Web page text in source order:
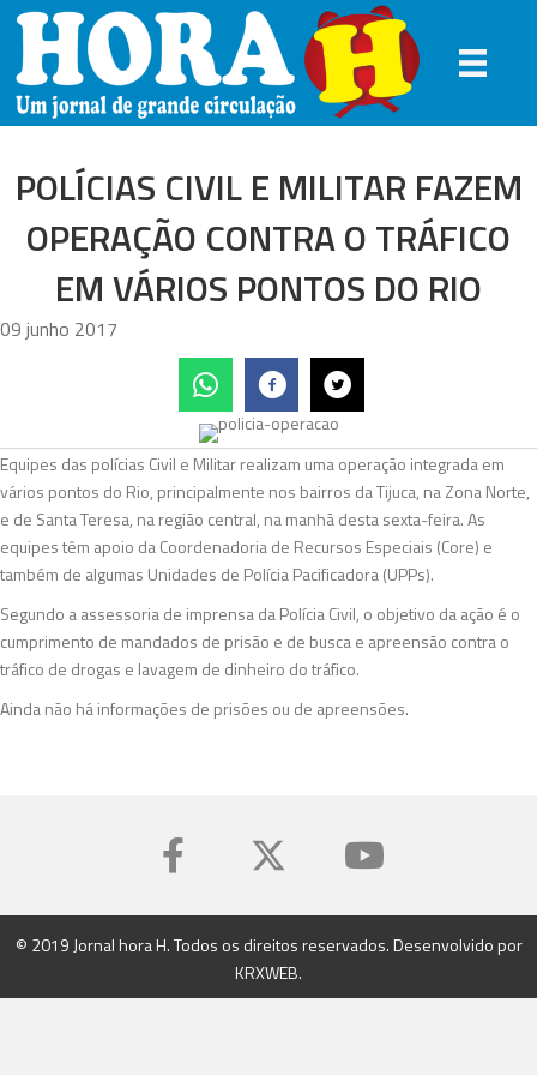
POLÍCIAS CIVIL E MILITAR FAZEM
OPERAÇÃO CONTRA O TRÁFICO
EM VÁRIOS PONTOS DO RIO
09 junho 2017
Equipes das polícias Civil e Militar realizam uma operação integrada em
vários pontos do Rio, principalmente nos bairros da Tijuca, na Zona Norte,
e de Santa Teresa, na região central, na manhã desta sexta-feira. As
equipes têm apoio da Coordenadoria de Recursos Especiais (Core) e
também de algumas Unidades de Polícia Pacificadora (UPPs).
Segundo a assessoria de imprensa da Polícia Civil, o objetivo da ação é o
cumprimento de mandados de prisão e de busca e apreensão contra o
tráfico de drogas e lavagem de dinheiro do tráfico.
Ainda não há informações de prisões ou de apreensões.
© 2019 Jornal hora H. Todos os direitos reservados. Desenvolvido por
KRXWEB.